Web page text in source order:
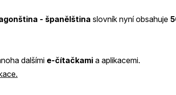
- španělština slovník nyní obsahuje
dalšími e-čítačkami a aplikacemi.